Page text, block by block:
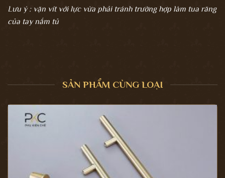
Lưu ý : vặn vít với lực vừa phải tránh trường hợp làm tua răng
của tay nắm tủ
SẢN PHẨM CÙNG LOẠI